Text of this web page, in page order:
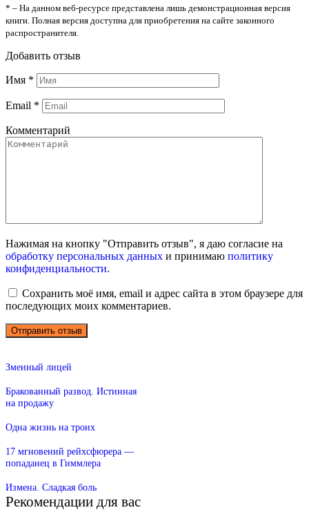
* – На данном веб-ресурсе представлена лишь демонстрационная версия
книги. Полная версия доступна для приобретения на сайте законного
распространителя.
Добавить отзыв
Имя *
Email *
Комментарий
Нажимая на кнопку "Отправить отзыв", я даю согласие на
обработку персональных данных и принимаю политику
конфиденциальности.
Сохранить моё имя, email и адрес сайта в этом браузере для
последующих моих комментариев.
Змеиный лицей
Бракованный развод. Истинная
на продажу
Одна жизнь на троих
17 мгновений рейхсфюрера —
попаданец в Гиммлера
Измена. Сладкая боль
Рекомендации для вас